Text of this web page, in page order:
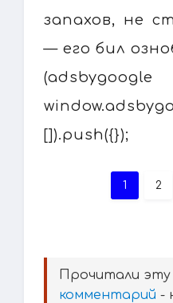
запахов, не
— его бил
[]).push({});
1 2
Прочитали эту
комментарий -